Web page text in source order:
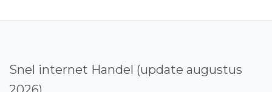
Snel internet Handel (update augustus